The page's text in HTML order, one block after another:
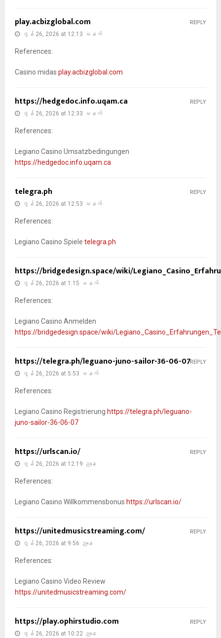
play.acbizglobal.com
ဇွန် 26, 2026 at 12:13 မနက်
References:
Casino midas play.acbizglobal.com
REPLY
https://hedgedoc.info.uqam.ca
ဇွန် 26, 2026 at 12:33 မနက်
References:
Legiano Casino Umsatzbedingungen
https://hedgedoc.info.uqam.ca
REPLY
telegra.ph
ဇွန် 26, 2026 at 12:53 မနက်
References:
Legiano Casino Spiele telegra.ph
REPLY
https://bridgedesign.space/wiki/
ဇွန် 26, 2026 at 1:15 မနက်
References:
Legiano Casino Anmelden
https://bridgedesign.space/wiki/
https://telegra.ph/leguano-juno-sailor-36-06-07
ဇွန် 26, 2026 at 5:53 မနက်
References:
Legiano Casino Registrierung https://telegra.ph/leguano-
juno-sailor-36-06-07
REPLY
https://urlscan.io/
ဇွန် 26, 2026 at 12:19 ညနေ
References:
Legiano Casino Willkommensbonus https://urlscan.io/
REPLY
https://unitedmusicstreaming.com/
ဇွန် 26, 2026 at 9:56 ညနေ
References:
Legiano Casino Video Review
https://unitedmusicstreaming.com/
REPLY
https://play.ophirstudio.com
ဇွန် 26, 2026 at 10:22 ညနေ
REPLY